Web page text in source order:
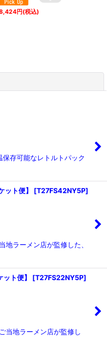
円(税込)
存可能なレトルトパック
ト便】 [T27FS42NY5P]
ラーメン店が監修した、
ト便】 [T27FS22NY5P]
当地ラーメン店が監修し